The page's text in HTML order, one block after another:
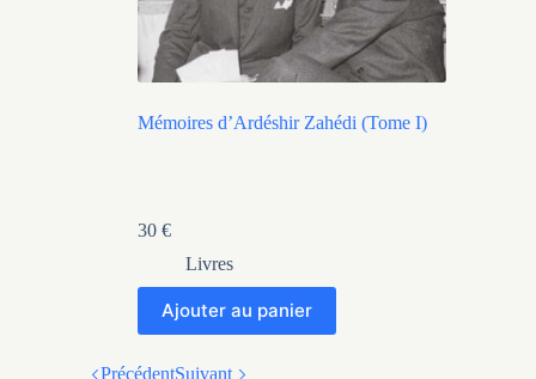
Mémoires d’Ardéshir Zahédi (Tome I)
30 €
Livres
Ajouter au panier
PrécédentSuivant